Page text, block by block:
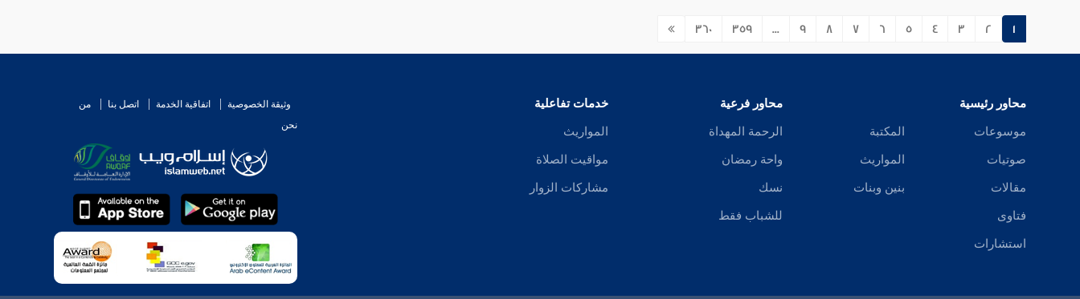
1
2
3
4
5
6
7
8
9
...
359
360
محاور رئيسية
موسوعات
صوتيات
مقالات
فتاوى
استشارات
المكتبة
المواريث
بنين وبنات
محاور فرعية
الرحمة المهداة
واحة رمضان
نسك
للشباب فقط
خدمات تفاعلية
المواريث
مواقيت الصلاة
مشاركات الزوار
وثيقة الخصوصية اتفاقية الخدمة اتصل بنا
من
نحن